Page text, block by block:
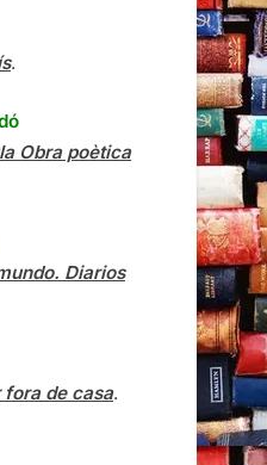
.
Obra poètica
Diarios
fora de casa.